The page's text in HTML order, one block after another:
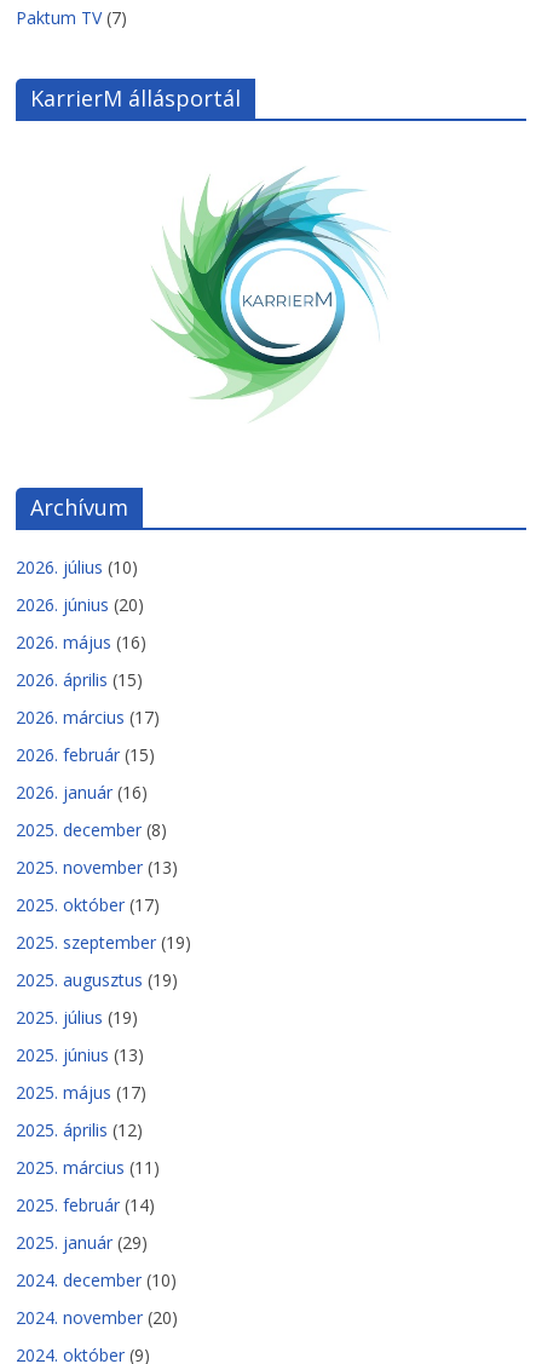
Paktum TV(7)
KarrierM állásportál
Archívum
2026. július (10)
2026. június (20)
2026. május (16)
2026. április (15)
2026. március (17)
2026. február (15)
2026. január (16)
2025. december (8)
2025. november (13)
2025. október (17)
2025. szeptember (19)
2025. augusztus (19)
2025. július (19)
2025. június (13)
2025. május (17)
2025. április (12)
2025. március (11)
2025. február (14)
2025. január (29)
2024. december (10)
2024. november (20)
2024. október (9)